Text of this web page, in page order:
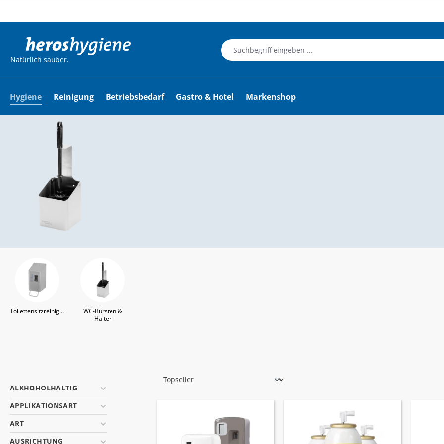
Natürlich sauber.
Hygiene Reinigung Betriebsbedarf Gastro & Hotel Markenshop
Toilettensitzreinigung
WC-Bürsten &
Halter
ALKHOHOLHALTIG
APPLIKATIONSART
ART
AUSRICHTUNG